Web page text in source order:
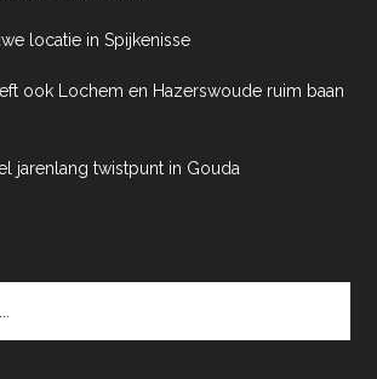
locatie in Spijkenisse
ook Lochem en Hazerswoude ruim baan
jarenlang twistpunt in Gouda